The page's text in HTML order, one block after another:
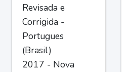
Revisada e
Corrigida -
Portugues
(Brasil)
2017 - Nova